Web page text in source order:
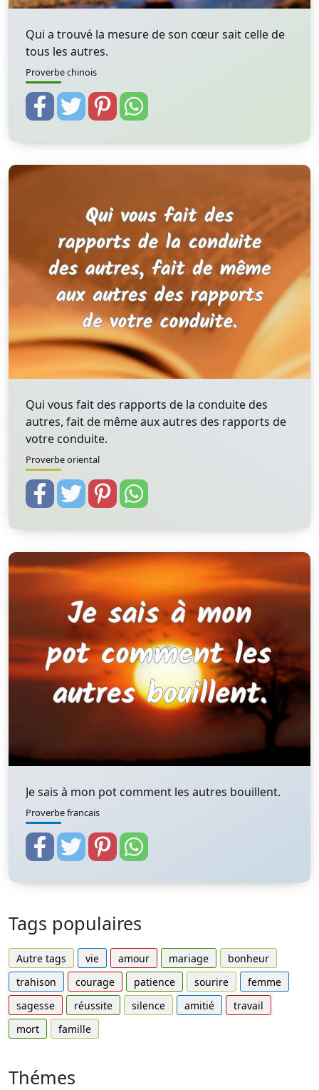
Qui a trouvé la mesure de son cœur sait celle de
tous les autres.
Proverbe chinois
Qui vous fait des rapports de la conduite des
autres, fait de même aux autres des rapports de
votre conduite.
Proverbe oriental
Je sais à mon pot comment les autres bouillent.
Proverbe francais
Tags populaires
Autre tags vie amour mariage
bonheur
trahison
courage patience sourire
femme
sagesse
réussite silence amitié
travail
mort
famille
Thémes